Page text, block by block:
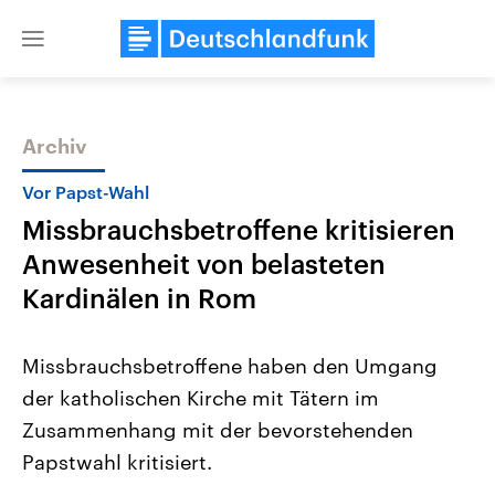
Close
Themen
2026
Alle Informationen
Sachsen-Anhalt wählt am 6.
September 2026 einen neuen
Landtag. Seit 2021 wird das
Aktuelle Beiträge,
Hintergründe
Wirtschaftlich und
Archiv
Vor Papst-Wahl
Missbrauchsbetroffene kritisieren
Anwesenheit von belasteten
Kardinälen in Rom
Missbrauchsbetroffene haben den Umgang
der katholischen Kirche mit Tätern im
Zusammenhang mit der bevorstehenden
Papstwahl kritisiert.